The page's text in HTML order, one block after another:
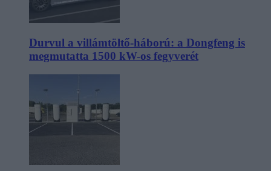
Durvul a villámtöltő-háború: a Dongfeng is
megmutatta 1500 kW-os fegyverét